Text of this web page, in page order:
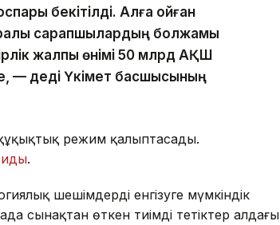
бекітілді. Алға қойған
сарапшылардың болжамы
жалпы өнімі 50 млрд АҚШ
— деді Үкімет басшысының
құқықтық режим қалыптасады.
.
шешімдерді енгізуге мүмкіндік
сынақтан өткен тиімді тетіктер алдағы